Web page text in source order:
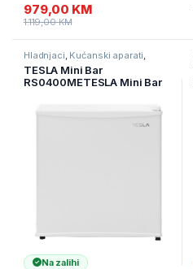
979,00 KM
1.119,00KM
Hladnjaci Kućanski aparati
Samostojeći hladnjaci
TESLA Mini Bar
RS0400METESLA Mini Bar
Na zalihi